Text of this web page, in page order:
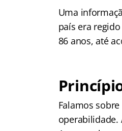
Uma
país era
86 anos, até
Falamos
operabilidade.